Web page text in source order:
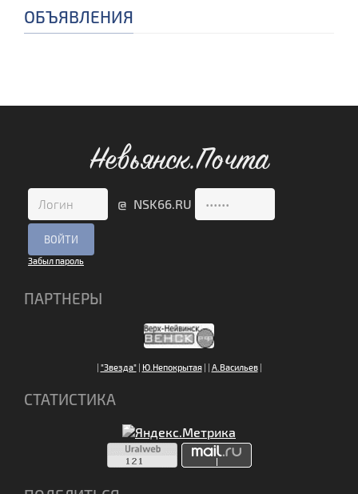
ОБЪЯВЛЕНИЯ
Невьянск.Почта
@ NSK66.RU
Забыл пароль
ПАРТНЕРЫ
| "Звезда"| Ю.Непокрытая| | А.Васильев|
СТАТИСТИКА